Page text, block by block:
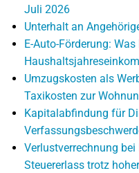
Juli 2026
Unterhalt an
E-Auto-Förderung:
Umzugskosten als
Taxikosten zur
Kapitalabfindung für
Verlustverrechnung
Steuererlass trotz